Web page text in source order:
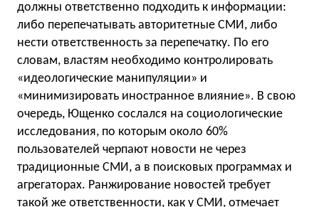
должны ответственно подходить к информации:
либо перепечатывать авторитетные СМИ, либо
нести ответственность за перепечатку. По его
словам, властям необходимо контролировать
«идеологические манипуляции» и
«минимизировать иностранное влияние». В свою
очередь, Ющенко сослался на социологические
исследования, по которым около 60%
пользователей черпают новости не через
традиционные СМИ, а в поисковых программах и
агрегаторах. Ранжирование новостей требует
такой же ответственности, как у СМИ, отмечает